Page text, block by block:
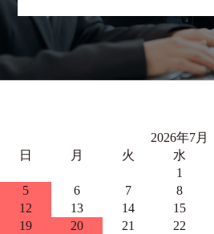
2026年7月
日
月 火 水
1
5
6 7 8
12
13 14 15
19
20 21 22